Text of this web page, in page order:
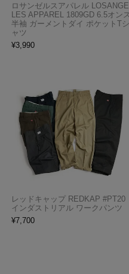
ロサンゼルスアパレル LOSANGE
LES APPAREL 1809GD 6.5オンス
半袖 ガーメントダイ ポケットTシ
ャツ
¥3,990
レッドキャップ REDKAP #PT20
インダストリアル ワークパンツ
¥7,700